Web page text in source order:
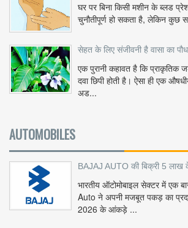
घर पर बिना किसी मशीन के ब्लड
चुनौतीपूर्ण हो सकता है, लेकिन कुछ
सेहत के लिए संजीवनी है वासा का
एक पुरानी कहावत है कि प्राकृतिक
दवा छिपी होती है। ऐसा ही एक
अड...
AUTOMOBILES
BAJAJ AUTO की बिक्री 5 लाख
भारतीय ऑटोमोबाइल सेक्टर में एक
Auto ने अपनी मजबूत पकड़ का
2026 के आंकड़े ...